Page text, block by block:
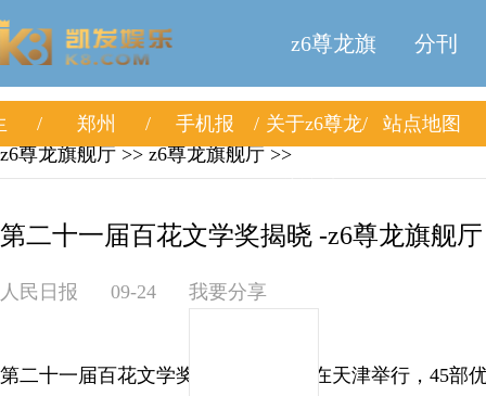
z6尊龙旗
舰厅
分刊
郑州 手机报 关于z6尊龙
站点地图
z6尊龙旗舰厅 >> z6尊龙旗舰厅 >>
第二十一届百花文学奖揭晓 -z6尊龙旗舰厅
人民日报 09-24 我要分享
第二十一届百花文学奖颁奖典礼20日在天津举行，45部